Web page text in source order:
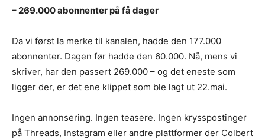
– 269.000 abonnenter på få dager
Da vi først la merke til kanalen, hadde den 177.000
abonnenter. Dagen før hadde den 60.000. Nå, mens vi
skriver, har den passert 269.000 – og det eneste som
ligger der, er det ene klippet som ble lagt ut 22.mai.
Ingen annonsering. Ingen teasere. Ingen krysspostinger
på Threads, Instagram eller andre plattformer der Colbert